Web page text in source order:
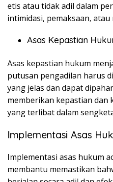
etis atau tidak adil dalam
intimidasi, pemaksaan,
Asas Kepastian
Asas kepastian hukum
putusan pengadilan harus
yang jelas dan dapat
memberikan kepastian dan
yang terlibat dalam
Implementasi Asas
Implementasi asas hukum
membantu memastikan